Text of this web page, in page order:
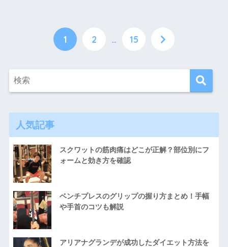
1 2 … 15
人気記事
スクワットの筋肉痛はどこが正解？部位別にフ
ォームと効き方を確認
ベンチプレスのグリップの握り方まとめ！手幅
や手首のコツも解説
アリアナグランデが成功したダイエット方法を